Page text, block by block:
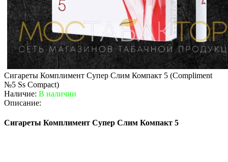
Сигареты Комплимент Супер Слим Компакт 5 (Compliment
№5 Ss Compact)
Наличие: В наличии
Описание:
Сигареты Комплимент Супер Слим Компакт 5